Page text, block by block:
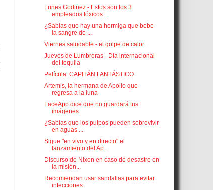
Lunes Godinez - Estos son los 3
empleados tóxicos ...
¿Sabías que hay una hormiga que bebe
la sangre de ...
Viernes saludable - el golpe de calor.
Jueves de Lumbreras - Día internacional
del tequila
Película: CAPITÁN FANTÁSTICO
Artemis, la hermana de Apollo que
regresa a la luna
FaceApp dice que no guardará tus
imágenes
¿Sabías que los pulpos pueden sobrevivir
en aguas ...
Sigue "en vivo y en directo" el
lanzamiento del Ap...
Discurso de Nixon en caso de desastre en
la misión...
Recomiendan usar sandalias para evitar
infecciones